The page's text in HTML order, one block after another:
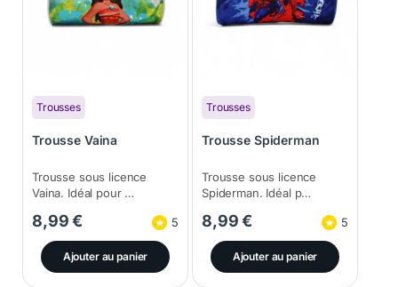
Trousses
Trousse Vaina
Trousse sous licence
Vaina. Idéal pour …
8,99€ 5
Ajouter au panier
Trousses
Trousse Spiderman
Trousse sous licence
Spiderman. Idéal p…
8,99€ 5
Ajouter au panier